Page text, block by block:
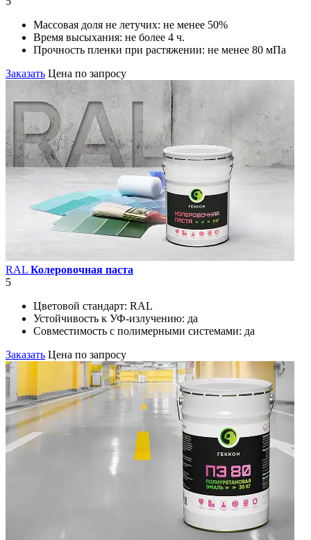
Массовая доля не летучих: не менее 50%
Время высыхания: не более 4 ч.
Прочность пленки при растяжении: не менее 80 мПа
Заказать Цена по запросу
RAL Колеровочная паста
5
Цветовой стандарт: RAL
Устойчивость к УФ-излучению: да
Совместимость с полимерными системами: да
Заказать Цена по запросу